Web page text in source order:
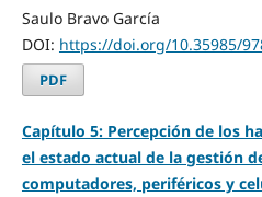
Saulo Bravo García
DOI: https://doi.org/10.35985/
PDF
Capítulo 5: Percepción de los
el estado actual de la gestión
computadores, periféricos y